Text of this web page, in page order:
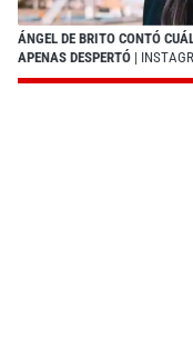
ÁNGEL DE BRITO CONTÓ
APENAS DESPERTÓ |